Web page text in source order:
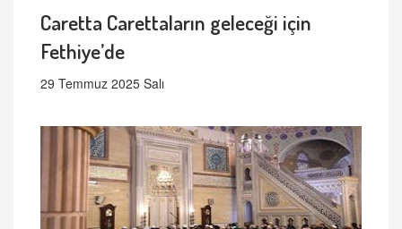
Caretta Carettaların geleceği için
Fethiye’de
29 Temmuz 2025 Salı